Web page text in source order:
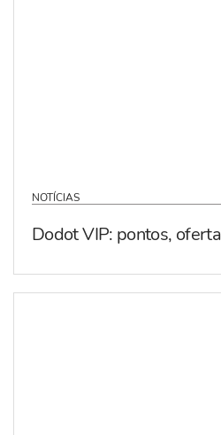
NOTÍCIAS
Dodot VIP: pontos,